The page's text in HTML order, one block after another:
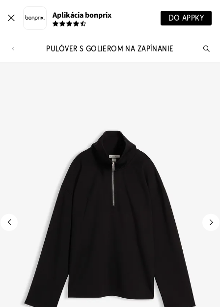
Aplikácia bonprix DO APPKY
PULÓVER S GOLIEROM NA ZAPÍNANIE